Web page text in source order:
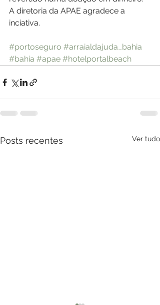
A diretoria da APAE agradece a
inciativa.
#portoseguro #arraialdajuda_bahia
#bahia #apae #hotelportalbeach
Posts recentes Ver tudo